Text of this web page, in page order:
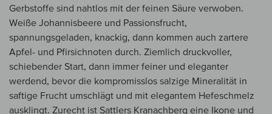
Gerbstoffe sind nahtlos mit der feinen Säure verwoben.
Weiße Johannisbeere und Passionsfrucht,
spannungsgeladen, knackig, dann kommen auch zartere
Apfel- und Pfirsichnoten durch. Ziemlich druckvoller,
schiebender Start, dann immer feiner und eleganter
werdend, bevor die kompromisslos salzige Mineralität in
saftige Frucht umschlägt und mit elegantem Hefeschmelz
ausklingt. Zurecht ist Sattlers Kranachberg eine Ikone und